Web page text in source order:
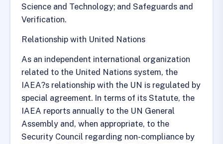
Science and Technology; and Safeguards and
Verification.
Relationship with United Nations
As an independent international organization
related to the United Nations system, the
IAEA?s relationship with the UN is regulated by
special agreement. In terms of its Statute, the
IAEA reports annually to the UN General
Assembly and, when appropriate, to the
Security Council regarding non-compliance by